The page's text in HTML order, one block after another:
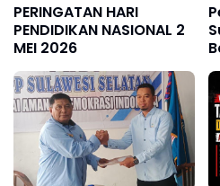
PERINGATAN HARI
PENDIDIKAN NASIONAL 2
MEI 2026